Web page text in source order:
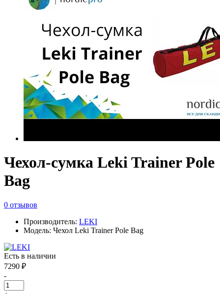
Чехол-сумка Leki Trainer Pole
Bag
0 отзывов
Производитель: LEKI
Модель: Чехол Leki Trainer Pole Bag
Есть в наличии
7290 ₽
-